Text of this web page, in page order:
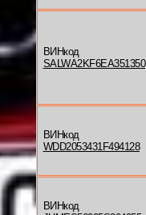
ВИНкод
SALWA2KF6EA351350
ВИНкод
WDD2053431F494128
ВИНкод